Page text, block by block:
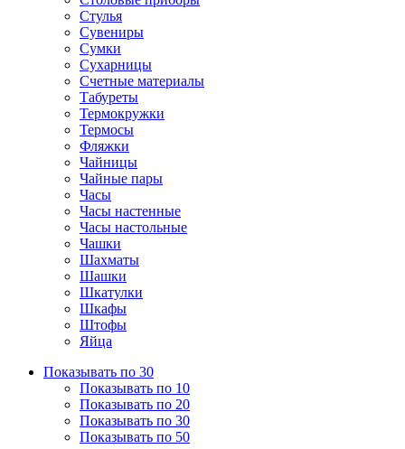
Стулья
Сувениры
Сумки
Сухарницы
Счетные материалы
Табуреты
Термокружки
Термосы
Фляжки
Чайницы
Чайные пары
Часы
Часы настенные
Часы настольные
Чашки
Шахматы
Шашки
Шкатулки
Шкафы
Штофы
Яйца
Показывать по 30
Показывать по 10
Показывать по 20
Показывать по 30
Показывать по 50